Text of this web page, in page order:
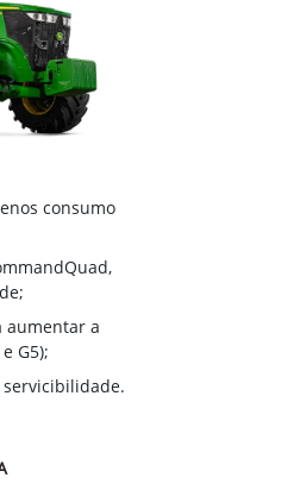
consumo
a